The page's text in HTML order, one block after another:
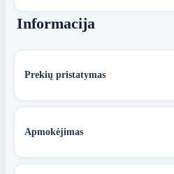
Informacija
Prekių pristatymas
Apmokėjimas